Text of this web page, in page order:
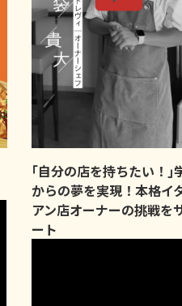
｢自分の店を持ちたい！｣
からの夢を実現！本格イ
アン店オーナーの挑戦を
ート